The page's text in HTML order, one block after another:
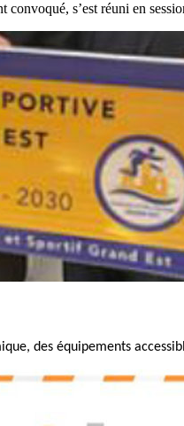
s’est réuni en
des équipements